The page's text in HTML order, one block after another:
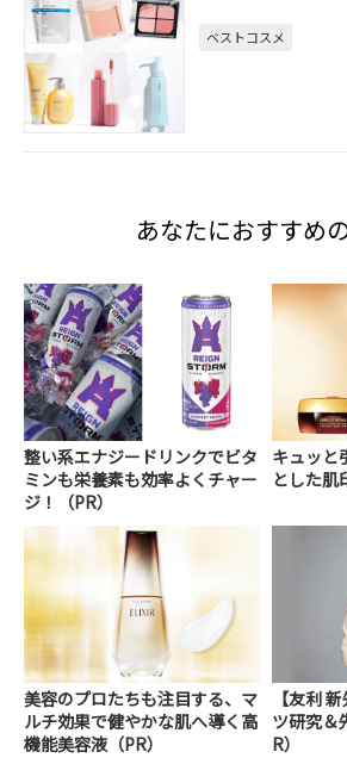
ベストコスメ
あなたにおすすめ
整い系エナジードリンクでビタ
ミンも栄養素も効率よくチャー
ジ！（PR）
キュッと
とした肌
美容のプロたちも注目する、マ
ルチ効果で健やかな肌へ導く高
機能美容液（PR）
【友利
ツ研究＆
R）